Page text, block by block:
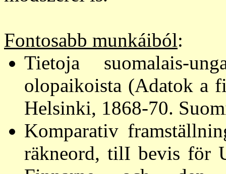
Fontosabb munkáiból:
Tietoja suomalais-
olopaikoista (Adatok a
Helsinki, 1868-70.
Komparativ
räkneord, tilI bevis för